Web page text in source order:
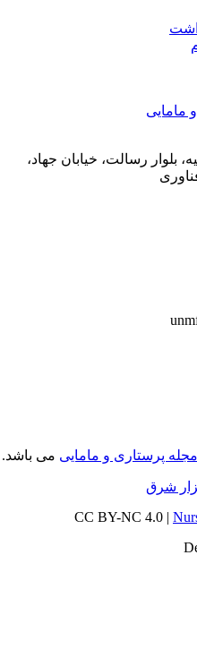
بلوار رسالت، خیابان جهاد،
پرستاری و ماماییمی باشد.
شرق